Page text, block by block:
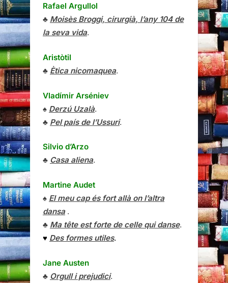
Rafael Argullol
♣ Moisès Broggi, cirurgià, l’any 104 de
la seva vida.
Aristòtil
♣ Ètica nicomaquea.
Vladímir Arséniev
♠ Derzú Uzalà.
♣ Pel país de l’Ussuri.
Silvio d’Arzo
♣ Casa aliena.
Martine Audet
♠ El meu cap és fort allà on l’altra
dansa.
♣ Ma tête est forte de celle qui danse.
♥ Des formes utiles.
Jane Austen
♣ Orgull i prejudici.